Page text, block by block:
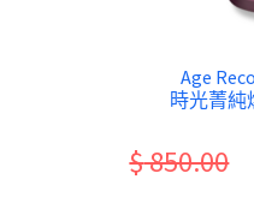
Age
時光菁純
$850.00